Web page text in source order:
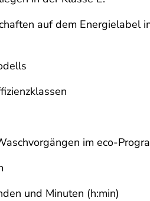
auf dem Energielabel
im eco-
und Minuten (h:min)